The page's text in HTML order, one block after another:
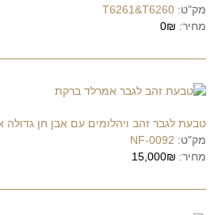
מק"ט: T6261&T6260
מחיר: 0₪
טבעת לגבר זהב ויהלומים עם אבן חן
מק"ט: NF-0092
מחיר: 15,000₪